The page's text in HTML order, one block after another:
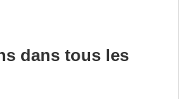
dans tous les